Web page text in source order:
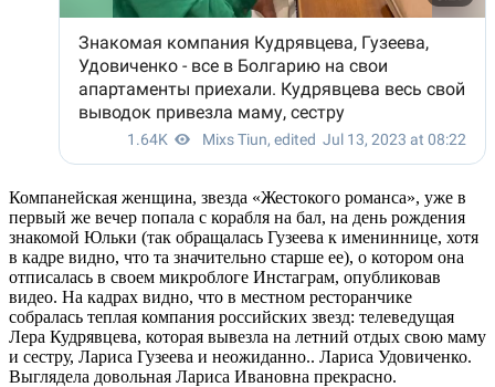
Компанейская женщина, звезда «Жестокого романса», уже в
первый же вечер попала с корабля на бал, на день рождения
знакомой Юльки (так обращалась Гузеева к имениннице, хотя
в кадре видно, что та значительно старше ее), о котором она
отписалась в своем микроблоге Инстаграм, опубликовав
видео. На кадрах видно, что в местном ресторанчике
собралась теплая компания российских звезд: телеведущая
Лера Кудрявцева, которая вывезла на летний отдых свою маму
и сестру, Лариса Гузеева и неожиданно.. Лариса Удовиченко.
Выглядела довольная Лариса Ивановна прекрасно.